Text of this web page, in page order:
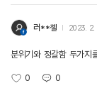
러**첼 2023. 2.
분위기와 정갈함 두가지
0 0